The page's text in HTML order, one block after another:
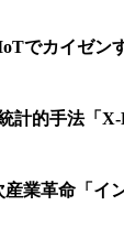
でカイゼン
計的手法「
産業革命「イ